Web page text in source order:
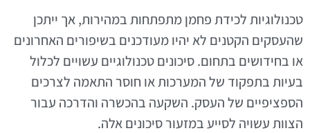
טכנולוגיות לכידת פחמן מתפתחות במהירות, אך ייתכן
שהעסקים הקטנים לא יהיו מעודכנים בשיפורים האחרונים
או בחידושים בתחום. סיכונים טכנולוגיים עשויים לכלול
בעיות בתפקוד של המערכות או חוסר התאמה לצרכים
הספציפיים של העסק. השקעה בהכשרה והדרכה עבור
הצוות עשויה לסייע במזעור סיכונים אלה.